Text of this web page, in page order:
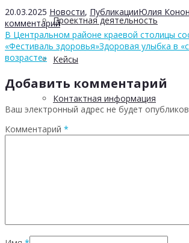
Проектная деятельность
Кейсы
Контактная информация
Населению
ПО ВОПРОСАМ ПРЕОДОЛЕНИЯ
20.03.2025 Новости, ПубликацииЮлия
комментарий
В Центральном районе краевой столицы
«Фестиваль здоровья»Здоровая улыбка в
возрасте»
Добавить комментарий
Ваш электронный адрес не будет
Комментарий *